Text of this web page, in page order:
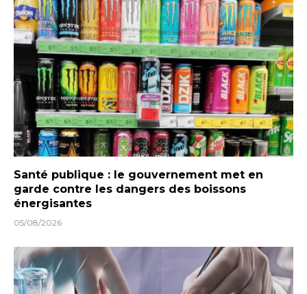
Santé publique : le gouvernement met en
garde contre les dangers des boissons
énergisantes
05/08/2026